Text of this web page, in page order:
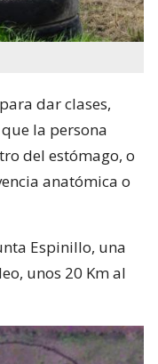
dar clases,
la persona
del estómago, o
anatómica o
Espinillo, una
unos 20 Km al